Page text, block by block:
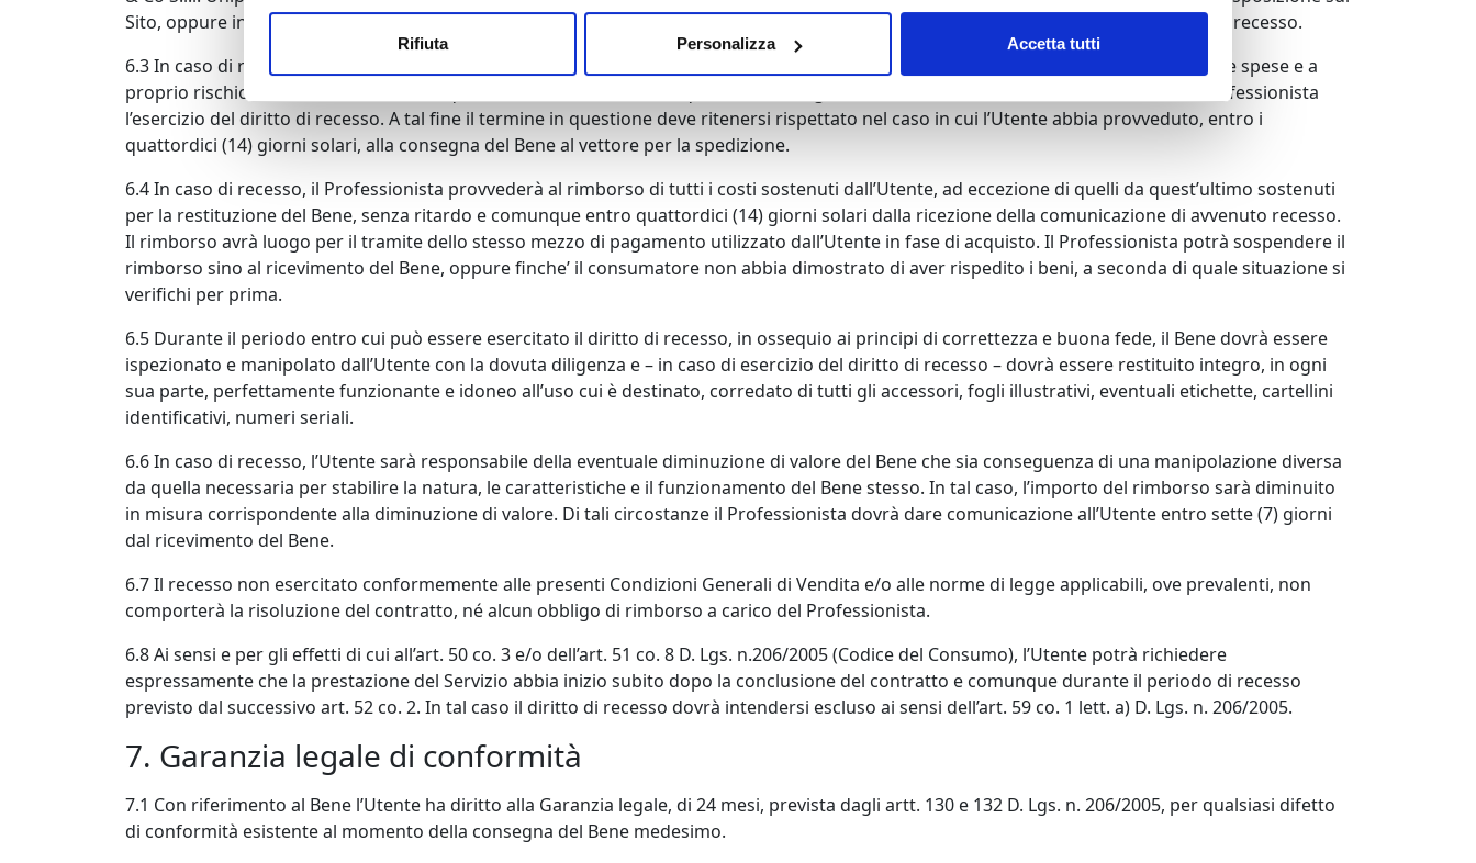
Rifiuta Personalizza Accetta tutti
Sito, oppure inviare una qualsiasi altra dichiarazione esplicita da cui risulti inequivocabilmente la Sua volontà di avvalersi del diritto di recesso.
6.3 In caso di recesso, l’Utente dovrà provvedere a restituire il Bene al Professionista, utilizzando un vettore a propria scelta, a proprie spese e a
proprio rischio, senza ritardo e comunque nel termine massimo di quattordici (14) giorni solari dalla data in cui ha comunicato al Professionista
l’esercizio del diritto di recesso. A tal fine il termine in questione deve ritenersi rispettato nel caso in cui l’Utente abbia provveduto, entro i
quattordici (14) giorni solari, alla consegna del Bene al vettore per la spedizione.
6.4 In caso di recesso, il Professionista provvederà al rimborso di tutti i costi sostenuti dall’Utente, ad eccezione di quelli da quest’ultimo sostenuti
per la restituzione del Bene, senza ritardo e comunque entro quattordici (14) giorni solari dalla ricezione della comunicazione di avvenuto recesso.
Il rimborso avrà luogo per il tramite dello stesso mezzo di pagamento utilizzato dall’Utente in fase di acquisto. Il Professionista potrà sospendere il
rimborso sino al ricevimento del Bene, oppure finche’ il consumatore non abbia dimostrato di aver rispedito i beni, a seconda di quale situazione si
verifichi per prima.
6.5 Durante il periodo entro cui può essere esercitato il diritto di recesso, in ossequio ai principi di correttezza e buona fede, il Bene dovrà essere
ispezionato e manipolato dall’Utente con la dovuta diligenza e – in caso di esercizio del diritto di recesso – dovrà essere restituito integro, in ogni
sua parte, perfettamente funzionante e idoneo all’uso cui è destinato, corredato di tutti gli accessori, fogli illustrativi, eventuali etichette, cartellini
identificativi, numeri seriali.
6.6 In caso di recesso, l’Utente sarà responsabile della eventuale diminuzione di valore del Bene che sia conseguenza di una manipolazione diversa
da quella necessaria per stabilire la natura, le caratteristiche e il funzionamento del Bene stesso. In tal caso, l’importo del rimborso sarà diminuito
in misura corrispondente alla diminuzione di valore. Di tali circostanze il Professionista dovrà dare comunicazione all’Utente entro sette (7) giorni
dal ricevimento del Bene.
6.7 Il recesso non esercitato conformemente alle presenti Condizioni Generali di Vendita e/o alle norme di legge applicabili, ove prevalenti, non
comporterà la risoluzione del contratto, né alcun obbligo di rimborso a carico del Professionista.
6.8 Ai sensi e per gli effetti di cui all’art. 50 co. 3 e/o dell’art. 51 co. 8 D. Lgs. n.206/2005 (Codice del Consumo), l’Utente potrà richiedere
espressamente che la prestazione del Servizio abbia inizio subito dopo la conclusione del contratto e comunque durante il periodo di recesso
previsto dal successivo art. 52 co. 2. In tal caso il diritto di recesso dovrà intendersi escluso ai sensi dell’art. 59 co. 1 lett. a) D. Lgs. n. 206/2005.
7. Garanzia legale di conformità
7.1 Con riferimento al Bene l’Utente ha diritto alla Garanzia legale, di 24 mesi, prevista dagli artt. 130 e 132 D. Lgs. n. 206/2005, per qualsiasi difetto
di conformità esistente al momento della consegna del Bene medesimo.